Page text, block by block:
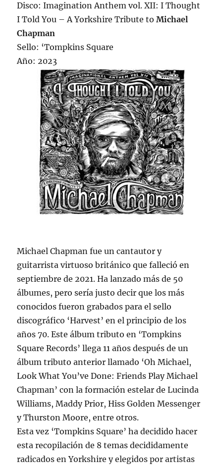
Disco: Imagination Anthem vol. XII: I Thought
I Told You – A Yorkshire Tribute toMichael
Chapman
Sello: ‘Tompkins Square
Año: 2023
Michael Chapman fue un cantautor y
guitarrista virtuoso británico que falleció en
septiembre de 2021. Ha lanzado más de 50
álbumes, pero sería justo decir que los más
conocidos fueron grabados para el sello
discográfico ‘Harvest’ en el principio de los
años 70. Este álbum tributo en ‘Tompkins
Square Records’ llega 11 años después de un
álbum tributo anterior llamado ‘Oh Michael,
Look What You’ve Done: Friends Play Michael
Chapman’ con la formación estelar de Lucinda
Williams, Maddy Prior, Hiss Golden Messenger
y Thurston Moore, entre otros.
Esta vez ‘Tompkins Square’ ha decidido hacer
esta recopilación de 8 temas decididamente
radicados en Yorkshire y elegidos por artistas